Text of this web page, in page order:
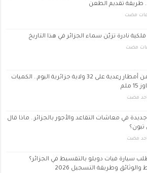
طريقة تقديم الطعن
نادرة تزيّن سماء الجزائر في هذا التاريخ
تحذير من أمطار رعدية على 32 ولاية جزائرية اليوم.. الكميات
ملم
مضت
جديدة في معاشات التقاعد والأجور بالجزائر.. ماذا قال
تبون؟
مضت
سيارة فيات دوبلو بالتقسيط في الجزائر؟
وطريقة التسجيل 2026